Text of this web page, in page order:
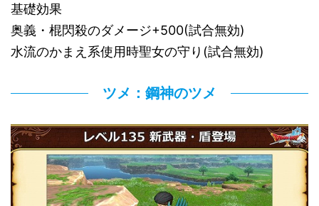
基礎効果
奥義・棍閃殺のダメージ+500(試合無効)
水流のかまえ系使用時聖女の守り(試合無効)
ツメ：鋼神のツメ